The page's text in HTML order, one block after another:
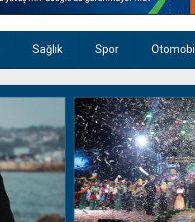
Sağlık Spor Otomobil